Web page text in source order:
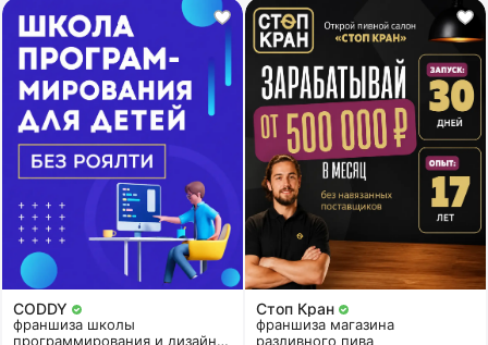
CODDY
франшиза школы
программирования и дизайна
Стоп Кран
франшиза магазина
разливного пива